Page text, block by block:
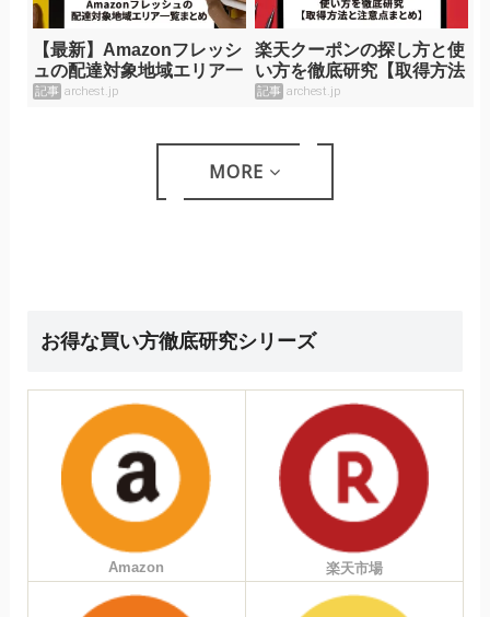
【最新】Amazonフレッシ
ュの配達対象地域エリア一
覧まとめ
記事 archest.jp
楽天クーポンの探し方と使
い方を徹底研究【取得方法
と注意点まとめ】
記事 archest.jp
MORE
お得な買い方徹底研究シリーズ
Amazon 楽天市場